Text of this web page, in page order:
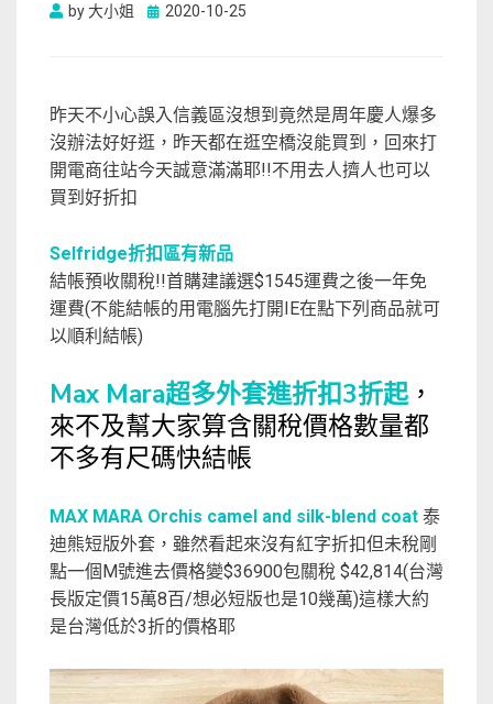
by大小姐
Posted
2020-10-25
昨天不小心誤入信義區沒想到竟然是周年慶人爆多
沒辦法好好逛，昨天都在逛空橋沒能買到，回來打
開電商往站今天誠意滿滿耶!!不用去人擠人也可以
買到好折扣
Selfridge折扣區有新品
結帳預收關稅!!首購建議選$1545運費之後一年免
運費(不能結帳的用電腦先打開IE在點下列商品就可
以順利結帳)
Max Mara超多外套進折扣3折起，
來不及幫大家算含關稅價格數量都
不多有尺碼快結帳
MAX MARA Orchis camel and silk-blend coat 泰
迪熊短版外套，雖然看起來沒有紅字折扣但未稅剛
點一個M號進去價格變$36900包關稅 $42,814(台灣
長版定價15萬8百/想必短版也是10幾萬)這樣大約
是台灣低於3折的價格耶